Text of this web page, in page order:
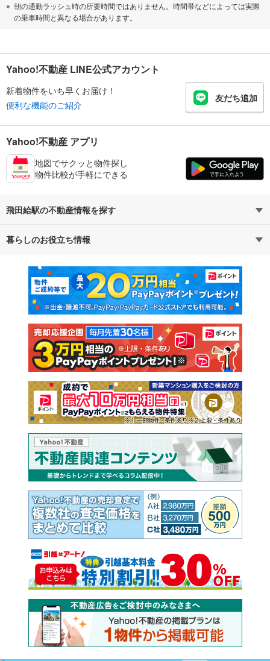
朝の通勤ラッシュ時の所要時間ではありません。時間帯などによっては実際
の乗車時間と異なる場合があります。
Yahoo!不動産 LINE公式アカウント
新着物件をいち早くお届け！
便利な機能のご紹介
友だち追加
Yahoo!不動産 アプリ
地図でサクッと物件探し
物件比較が手軽にできる
飛田給駅の不動産情報を探す
不動産・住宅
新築マンション 中古マンション
新築一戸建て 中古一戸建て
注文住宅 土地
売却査定
暮らしのお役立ち情報
マンションカタログ 教えて！住まいの先生